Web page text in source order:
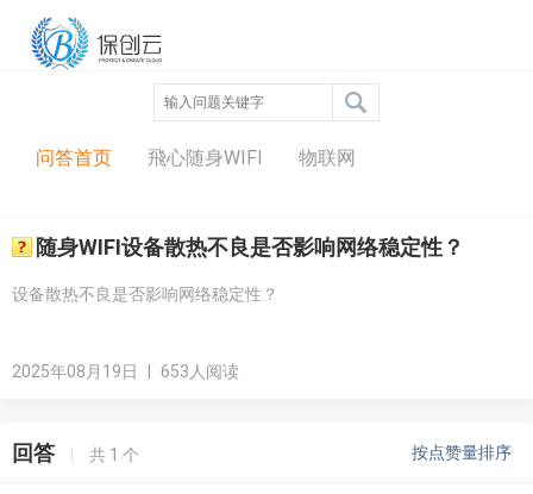
问答中心
问答首页 飛心随身WIFI 物联网
随身WIFI设备散热不良是否影响网络稳定性？
设备散热不良是否影响网络稳定性？
2025年08月19日 653人阅读
回答 | 共 1 个 按点赞量排序